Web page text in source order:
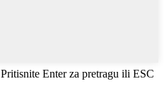
Pritisnite Enter za pretragu ili ESC